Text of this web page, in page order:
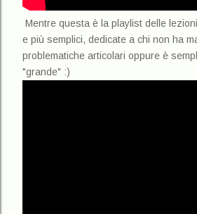
Mentre questa è la playlist delle
e più semplici, dedicate a chi non ha
problematiche articolari oppure è
"grande" :)